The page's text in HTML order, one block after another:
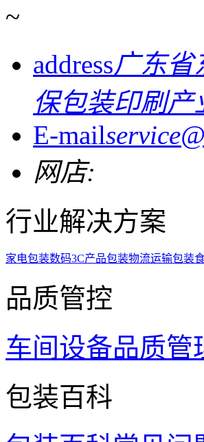
~
address广东省
保包装印刷产
E-mail
网店:
行业解决方案
家电包装数码3C产品包装物流运输包装
品质管控
车间设备品质管
包装百科